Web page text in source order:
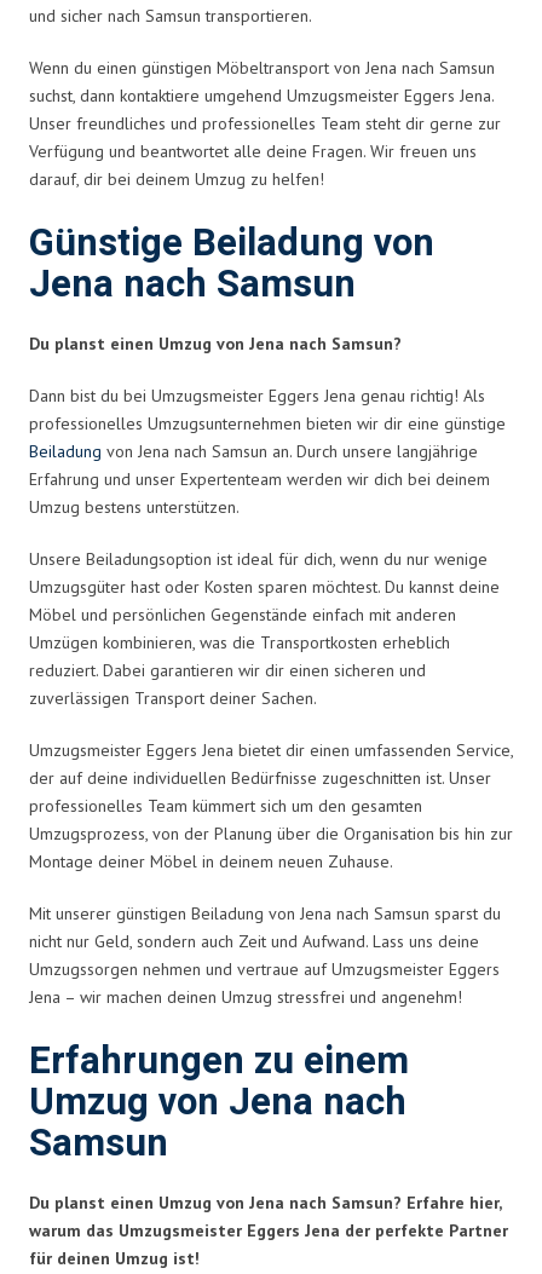
und sicher nach Samsun transportieren.
Wenn du einen günstigen Möbeltransport von Jena nach Samsun
suchst, dann kontaktiere umgehend Umzugsmeister Eggers Jena.
Unser freundliches und professionelles Team steht dir gerne zur
Verfügung und beantwortet alle deine Fragen. Wir freuen uns
darauf, dir bei deinem Umzug zu helfen!
Günstige Beiladung von
Jena nach Samsun
Du planst einen Umzug von Jena nach Samsun?
Dann bist du bei Umzugsmeister Eggers Jena genau richtig! Als
professionelles Umzugsunternehmen bieten wir dir eine günstige
Beiladung von Jena nach Samsun an. Durch unsere langjährige
Erfahrung und unser Expertenteam werden wir dich bei deinem
Umzug bestens unterstützen.
Unsere Beiladungsoption ist ideal für dich, wenn du nur wenige
Umzugsgüter hast oder Kosten sparen möchtest. Du kannst deine
Möbel und persönlichen Gegenstände einfach mit anderen
Umzügen kombinieren, was die Transportkosten erheblich
reduziert. Dabei garantieren wir dir einen sicheren und
zuverlässigen Transport deiner Sachen.
Umzugsmeister Eggers Jena bietet dir einen umfassenden Service,
der auf deine individuellen Bedürfnisse zugeschnitten ist. Unser
professionelles Team kümmert sich um den gesamten
Umzugsprozess, von der Planung über die Organisation bis hin zur
Montage deiner Möbel in deinem neuen Zuhause.
Mit unserer günstigen Beiladung von Jena nach Samsun sparst du
nicht nur Geld, sondern auch Zeit und Aufwand. Lass uns deine
Umzugssorgen nehmen und vertraue auf Umzugsmeister Eggers
Jena – wir machen deinen Umzug stressfrei und angenehm!
Erfahrungen zu einem
Umzug von Jena nach
Samsun
Du planst einen Umzug von Jena nach Samsun? Erfahre hier,
warum das Umzugsmeister Eggers Jena der perfekte Partner
für deinen Umzug ist!